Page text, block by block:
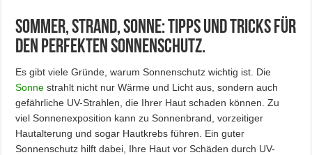
Sommer, Strand, Sonne: Tipps und Tricks für
den perfekten Sonnenschutz.
Es gibt viele Gründe, warum Sonnenschutz wichtig ist. Die
Sonne strahlt nicht nur Wärme und Licht aus, sondern auch
gefährliche UV-Strahlen, die Ihrer Haut schaden können. Zu
viel Sonnenexposition kann zu Sonnenbrand, vorzeitiger
Hautalterung und sogar Hautkrebs führen. Ein guter
Sonnenschutz hilft dabei, Ihre Haut vor Schäden durch UV-